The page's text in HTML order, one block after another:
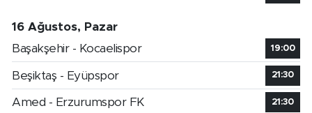
16 Ağustos, Pazar
Başakşehir - Kocaelispor
19:00
Beşiktaş - Eyüpspor 21:30
Amed - Erzurumspor FK 21:30